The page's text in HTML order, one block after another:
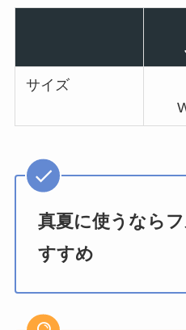
サイズ
真夏に使うなら
すすめ